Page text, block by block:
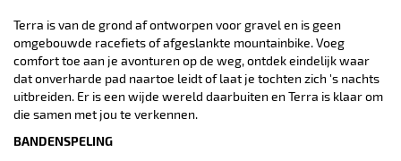
Terra is van de grond af ontworpen voor gravel en is geen
omgebouwde racefiets of afgeslankte mountainbike. Voeg
comfort toe aan je avonturen op de weg, ontdek eindelijk waar
dat onverharde pad naartoe leidt of laat je tochten zich 's nachts
uitbreiden. Er is een wijde wereld daarbuiten en Terra is klaar om
die samen met jou te verkennen.
BANDENSPELING